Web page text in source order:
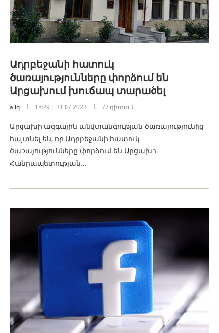
Ադրբեջանի հատուկ
ծառայությունները փորձում են
Արցախում խուճապ տարածել
aliq 18:29 | 31.07.2023 77 դիտում
Արցախի ազգային անվտանգության ծառայությունից
հայտնել են, որ Ադրբեջանի հատուկ
ծառայությունները փորձում են Արցախի
Հանրապետության…